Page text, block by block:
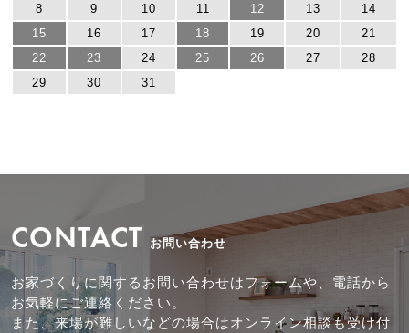
8
9 10 11 12 13
14
15
16 17 18 19 20
21
22
23 24 25 26 27
28
29
30 31
CONTACT お問い合わせ
お家づくりに関するお問い合わせはフォームや、電話から
お気軽にご連絡ください。
また、来場が難しいなどの場合はオンライン相談も受け付